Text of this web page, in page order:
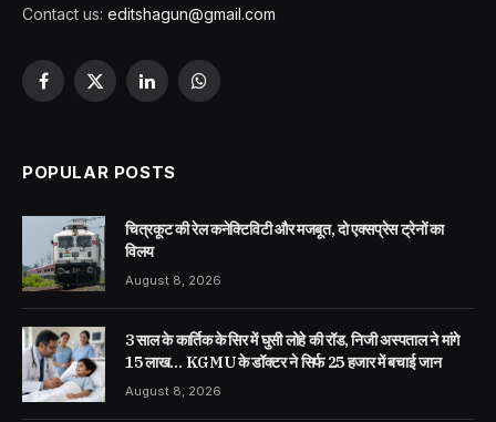
Contact us: editshagun@gmail.com
Facebook
X
LinkedInWhatsApp
POPULAR POSTS
चित्रकूट की रेल कनेक्टिविटी और मजबूत, दो एक्सप्रेस ट्रेनों का
विलय
August 8, 2026
3 साल के कार्तिक के सिर में घुसी लोहे की रॉड, निजी अस्पताल ने मांगे
15 लाख… KGMU के डॉक्टर ने सिर्फ 25 हजार में बचाई जान
August 8, 2026